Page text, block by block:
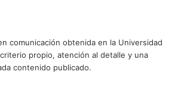
comunicación obtenida en la Universidad
propio, atención al detalle y una
contenido publicado.